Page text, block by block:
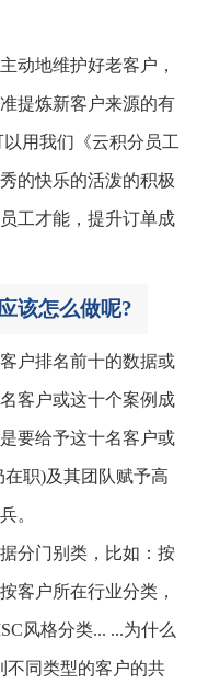
地维护好老客户，
提炼新客户来源的有
用我们《云积分员工
的快乐的活泼的积极
工才能，提升订单成
该怎么做呢?
户排名前十的数据或
客户或这十个案例成
要给予这十名客户或
职)及其团队赋予高
。
分门别类，比如：按
客户所在行业分类，
风格分类... ...为什么
不同类型的客户的共